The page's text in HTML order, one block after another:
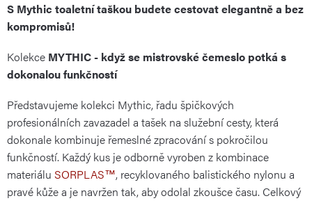
S Mythic toaletní taškou budete cestovat elegantně a bez
kompromisů!
Kolekce MYTHIC - když se mistrovské čemeslo potká s
dokonalou funkčností
Představujeme kolekci Mythic, řadu špičkových
profesionálních zavazadel a tašek na služební cesty, která
dokonale kombinuje řemeslné zpracování s pokročilou
funkčností. Každý kus je odborně vyroben z kombinace
materiálu SORPLAS™, recyklovaného balistického nylonu a
pravé kůže a je navržen tak, aby odolal zkoušce času. Celkový